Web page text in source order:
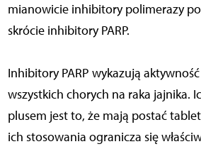
mianowicie inhibitory polimerazy
skrócie inhibitory PARP.
Inhibitory PARP wykazują
wszystkich chorych na raka jajnika.
plusem jest to, że mają postać
ich stosowania ogranicza się